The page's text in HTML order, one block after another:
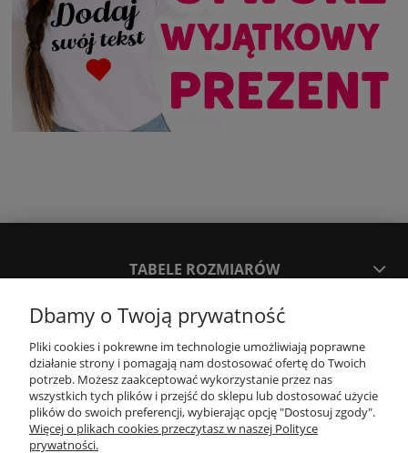
TABELE ROZMIARÓW
SPOSOBY PŁATNOŚCI ORAZ CZAS I KOSZTY DOSTAWY
DOSTAWY
KONTAKT
Dbamy o Twoją prywatność
Pliki cookies i pokrewne im technologie umożliwiają poprawne
działanie strony i pomagają nam dostosować ofertę do Twoich
potrzeb. Możesz zaakceptować wykorzystanie przez nas
wszystkich tych plików i przejść do sklepu lub dostosować użycie
plików do swoich preferencji, wybierając opcję "Dostosuj zgody".
Więcej o plikach cookies przeczytasz w naszej Polityce
prywatności.